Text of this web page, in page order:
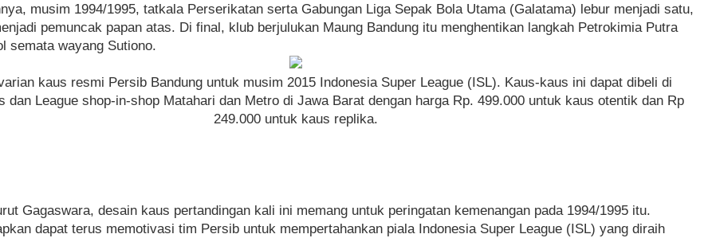
musim 1994/1995, tatkala Perserikatan serta Gabungan Liga Sepak Bola Utama (Galatama) lebur menjadi satu,
pemuncak papan atas. Di final, klub berjulukan Maung Bandung itu menghentikan langkah Petrokimia Putra
semata wayang Sutiono.
kaus resmi Persib Bandung untuk musim 2015 Indonesia Super League (ISL). Kaus-kaus ini dapat dibeli di
dan League shop-in-shop Matahari dan Metro di Jawa Barat dengan harga Rp. 499.000 untuk kaus otentik dan Rp
249.000 untuk kaus replika.
Gagaswara, desain kaus pertandingan kali ini memang untuk peringatan kemenangan pada 1994/1995 itu.
dapat terus memotivasi tim Persib untuk mempertahankan piala Indonesia Super League (ISL) yang diraih